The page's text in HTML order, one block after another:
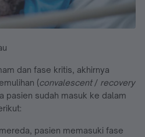
dan fase kritis, akhirnya
(convalescent/ recovery
pasien sudah masuk ke dalam
pasien memasuki fase